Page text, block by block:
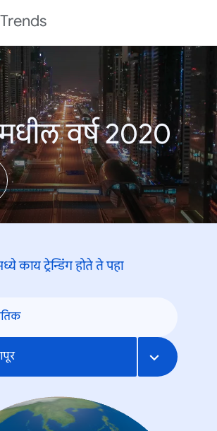
Trends
वर्ष 2020
काय ट्रेन्डिंंग होते ते पहा